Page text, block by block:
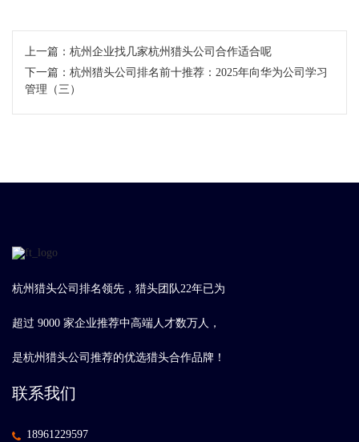
上一篇： 杭州企业找几家杭州猎头公司合作适合呢
下一篇： 杭州猎头公司排名前十推荐：2025年向华为公司学习
管理（三）
杭州猎头公司排名领先，猎头团队22年已为
超过 9000 家企业推荐中高端人才数万人，
是杭州猎头公司推荐的优选猎头合作品牌！
联系我们
18961229597